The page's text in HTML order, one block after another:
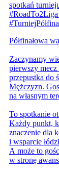
Półfinałowa
Zaczynamy
pierwszy mecz
przepustka do
Mężczyzn.
na własnym
To spotkanie
Każdy punkt,
znaczenie dla
i wsparcie
A może to
w stronę